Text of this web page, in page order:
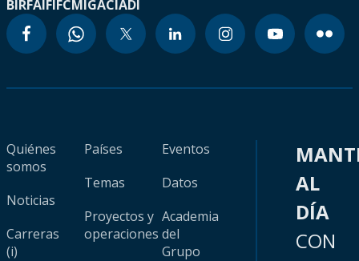
BIRFAIFIFCMIGACIADI
Quiénes
somos
Noticias
Carreras
(i)
Países
Temas
Proyectos y
operaciones
Eventos
Datos
Academia
del
Grupo
AL
DÍA
CON